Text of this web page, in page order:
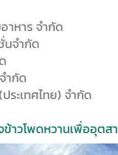
าหาร จำกัด
นจำกัด
ำกัด
ระเทศไทย) จำกัด
ข้าวโพดหวานเพื่ออุตส